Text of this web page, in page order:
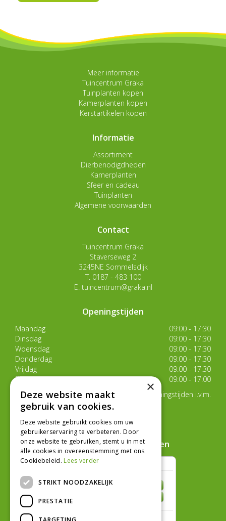
Meer informatie
Tuincentrum Graka
Tuinplanten kopen
Kamerplanten kopen
Kerstartikelen kopen
Informatie
Assortiment
Dierbenodigdheden
Kamerplanten
Sfeer en cadeau
Tuinplanten
Algemene voorwaarden
Contact
Tuincentrum Graka
Staverseweg 2
3245NE Sommelsdijk
T. 0187 - 483 100
E. tuincentrum@graka.nl
Openingstijden
Maandag
09:00 - 17:30
Dinsdag
09:00 - 17:30
Woensdag
09:00 - 17:30
Donderdag
09:00 - 17:30
Vrijdag
09:00 - 17:30
Zaterdag
09:00 - 17:00
Van 17 juli t/m 29 augustus aangepaste openingstijden i.v.m.
de zomervakantie
Toon alle openingstijden
Hoe klanten ons beoordelen
×
Deze website maakt
gebruik van cookies.
Deze website gebruikt cookies om uw
gebruikerservaring te verbeteren. Door
onze website te gebruiken, stemt u in met
alle cookies in overeenstemming met ons
Cookiebeleid. Lees verder
STRIKT NOODZAKELIJK
PRESTATIE